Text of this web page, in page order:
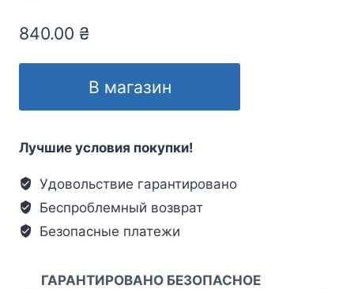
840.00 ₴
В магазин
Лучшие условия покупки!
Удовольствие гарантировано
Беспроблемный возврат
Безопасные платежи
ГАРАНТИРОВАНО БЕЗОПАСНОЕ